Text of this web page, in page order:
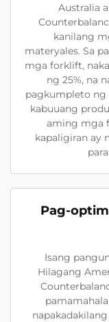
Australia
kanilang
materyales. Sa
mga forklift,
ng 25%, na
pagkumpleto ng
kabuuang
aming mga
kapaligiran ay
Pag-
Isang
Hilagang